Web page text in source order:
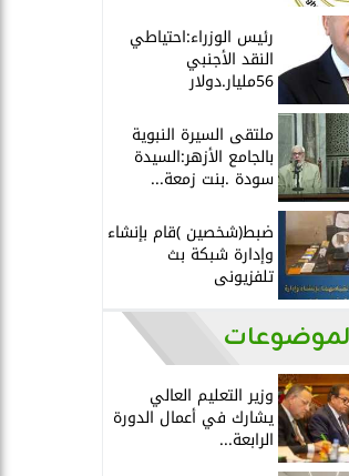
رئيس الوزراء:احتياطي
النقد الأجنبي
56مليار.دولار
ملتقى السيرة النبوية
بالجامع الأزهر:السيدة
سودة .بنت زمعة...
ضبط(شخصين )قام بإنشاء
وإدارة شبكة بث
تلفزيونى
وزير التعليم العالي
يشارك في أعمال الدورة
الرابعة...